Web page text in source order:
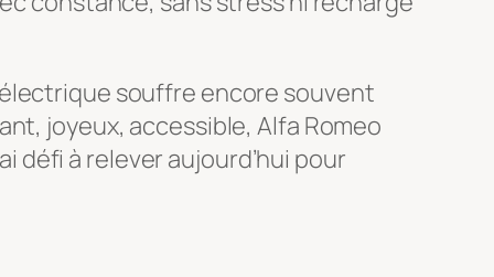
souffre encore souvent
joyeux, accessible, Alfa Romeo
défi à relever aujourd’hui pour